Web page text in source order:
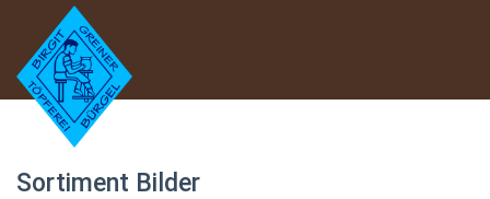
Sortiment Bilder